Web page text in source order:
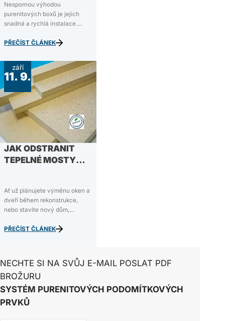
EXTERIÉROVÉ
ŽALUZIE
Nespornou výhodou
purenitových boxů je jejich
snadná a rychlá instalace.
– produktu na polyuretanové
má vynikající tepelně izolační
vlastnosti. Purenitové boxy
zároveň dlouho vydrží,…
PŘEČÍST ČLÁNEK
září
11. 9.
JAK ODSTRANIT
TEPELNÉ MOSTY
Ať už plánujete výměnu oken a
dveří během rekonstrukce,
nebo stavíte nový dům,
protopit víc, než je nutné. Aby
vzniklé tepelné mosty. Tento
úkol…
PŘEČÍST ČLÁNEK
NECHTE SI NA SVŮJ E-MAIL POSLAT PDF
BROŽURU
SYSTÉM PURENITOVÝCH PODOMÍTKOVÝCH
PRVKŮ